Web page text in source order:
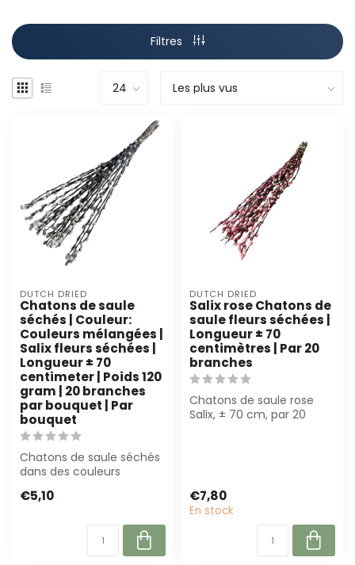
Filtres
DUTCH DRIED
Chatons de saule
séchés | Couleur:
Couleurs mélangées |
Salix fleurs séchées |
Longueur ± 70
centimeter | Poids 120
gram | 20 branches
par bouquet | Par
bouquet
Chatons de saule séchés
dans des couleurs
pour les fleur...
€5,10
DUTCH DRIED
Salix rose Chatons de
saule fleurs séchées |
Longueur ± 70
centimètres | Par 20
branches
Chatons de saule rose
Salix, ± 70 cm, par 20
€7,80
En stock